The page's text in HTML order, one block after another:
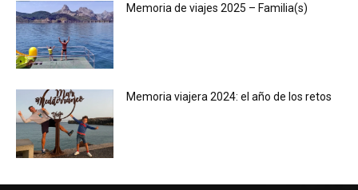
Memoria de viajes 2025 – Familia(s)
Memoria viajera 2024: el año de los retos